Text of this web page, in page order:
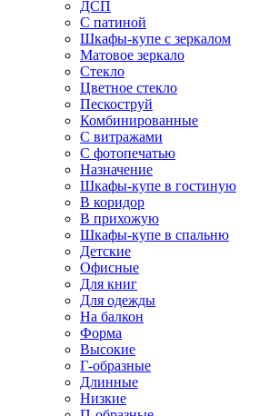
ДСП
С патиной
Шкафы-купе с зеркалом
Матовое зеркало
Стекло
Цветное стекло
Пескоструй
Комбинированные
С витражами
С фотопечатью
Назначение
Шкафы-купе в гостиную
В коридор
В прихожую
Шкафы-купе в спальню
Детские
Офисные
Для книг
Для одежды
На балкон
Форма
Высокие
Г-образные
Длинные
Низкие